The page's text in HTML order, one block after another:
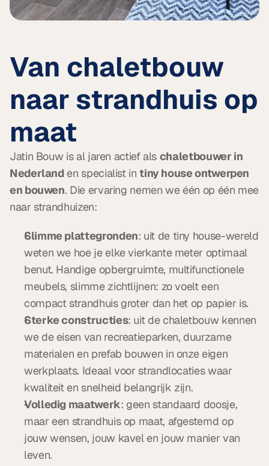
Van chaletbouw
naar strandhuis op
maat
Jatin Bouw is al jaren actief als chaletbouwer in
Nederland en specialist in tiny house ontwerpen
en bouwen. Die ervaring nemen we één op één mee
naar strandhuizen:
Slimme plattegronden: uit de tiny house-wereld
weten we hoe je elke vierkante meter optimaal
benut. Handige opbergruimte, multifunctionele
meubels, slimme zichtlijnen: zo voelt een
compact strandhuis groter dan het op papier is.
Sterke constructies: uit de chaletbouw kennen
we de eisen van recreatieparken, duurzame
materialen en prefab bouwen in onze eigen
werkplaats. Ideaal voor strandlocaties waar
kwaliteit en snelheid belangrijk zijn.
Volledig maatwerk: geen standaard doosje,
maar een strandhuis op maat, afgestemd op
jouw wensen, jouw kavel en jouw manier van
leven.